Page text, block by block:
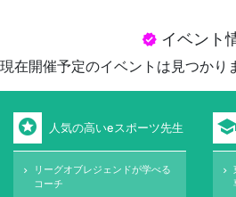
verified イベント
現在開催予定のイベントは見つかり
stars 人気の高いeスポーツ先生
keyboard_arrow_right
リーグオブレジェンドが学べる
コーチ
school
keyboard_arrow_right